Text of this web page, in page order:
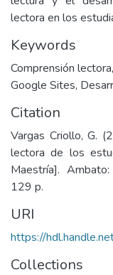
lectora en los
Keywords
Comprensión lectora,
Google Sites,
Citation
Vargas Criollo, G.
lectora de los
Maestría]. Ambato:
129 p.
URI
https://
Collections